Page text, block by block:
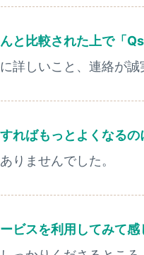
と比較された上で「
詳しいこと、連絡が
すればもっとよくなる
りませんでした。
ビスを利用してみて